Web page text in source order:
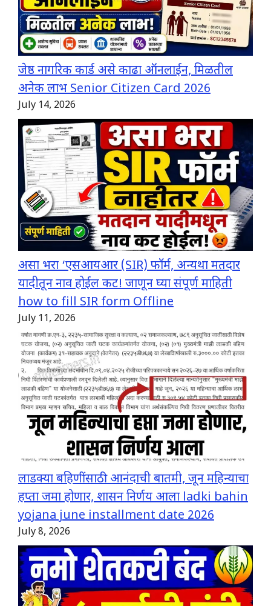
जेष्ठ नागरिक कार्ड असे काढा ऑनलाईन, मिळतील
अनेक लाभ Senior Citizen Card 2026
July 14, 2026
असा भरा ‘एसआयआर (SIR) फॉर्म, अन्यथा मतदार
यादीतून नाव होईल कट! जाणून घ्या संपूर्ण माहिती
how to fill SIR form Offline
July 11, 2026
लाडक्या बहिणींसाठी आनंदाची बातमी, जून महिन्याचा
हप्ता जमा होणार, शासन निर्णय आला ladki bahin
yojana june installment date 2026
July 8, 2026